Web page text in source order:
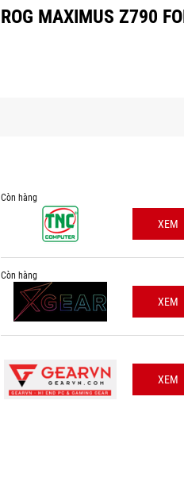
ROG MAXIMUS Z790
Còn hàng
XEM
Còn hàng
XEM
XEM